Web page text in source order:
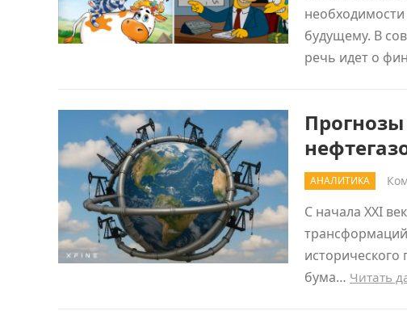
будущему. В
речь идет о
Прогнозы
АНАЛИТИКА
С начала XXI
исторического
бума… Читать